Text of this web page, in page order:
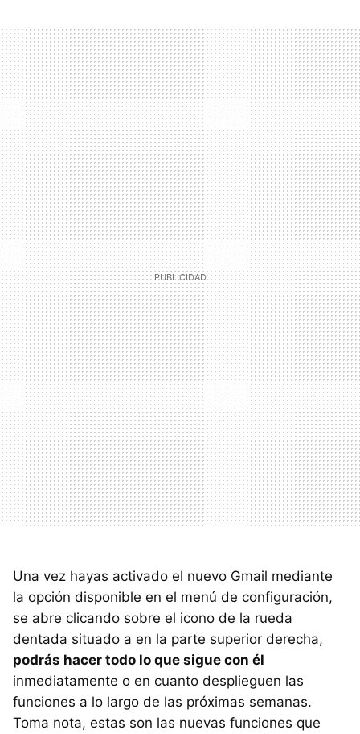
Una vez hayas activado el nuevo Gmail mediante
la opción disponible en el menú de configuración,
se abre clicando sobre el icono de la rueda
dentada situado a en la parte superior derecha,
podrás hacer todo lo que sigue con él
inmediatamente o en cuanto desplieguen las
funciones a lo largo de las próximas semanas.
Toma nota, estas son las nuevas funciones que